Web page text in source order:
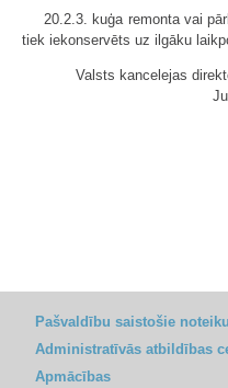
20.2.3. kuģa remonta vai
tiek iekonservēts uz ilgāku
Valsts kancelejas
Pašvaldību saistošie
Administratīvās atbildības
Apmācības